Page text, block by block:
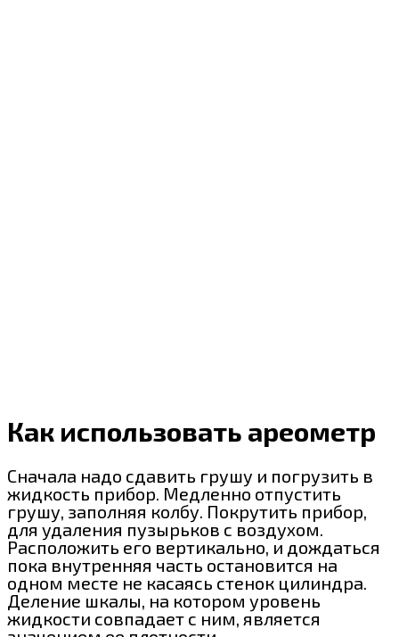
Как использовать ареометр
Сначала надо сдавить грушу и погрузить в
жидкость прибор. Медленно отпустить
грушу, заполняя колбу. Покрутить прибор,
для удаления пузырьков с воздухом.
Расположить его вертикально, и дождаться
пока внутренняя часть остановится на
одном месте не касаясь стенок цилиндра.
Деление шкалы, на котором уровень
жидкости совпадает с ним, является